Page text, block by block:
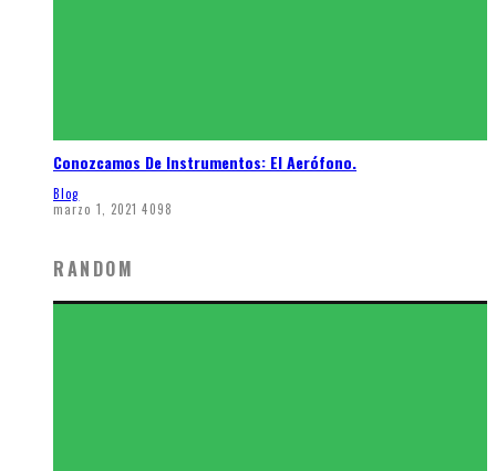
Conozcamos De Instrumentos: El Aerófono.
Blog
marzo 1, 2021 4098
RANDOM